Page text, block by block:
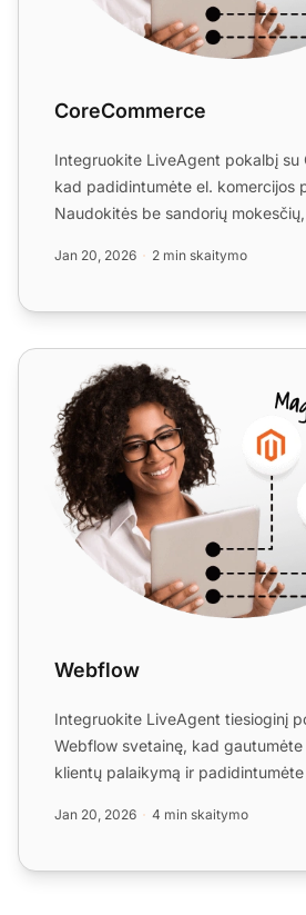
CoreCommerce
Integruokite LiveAgent pokalbį su
kad padidintumėte el. komercijos
Naudokitės be sandorių
Jan 20, 2026 2 min skaitymo
Webflow
Webflow
Integruokite LiveAgent tiesioginį
Webflow svetainę, kad gautumėte
klientų palaikymą ir
Jan 20, 2026 4 min skaitymo